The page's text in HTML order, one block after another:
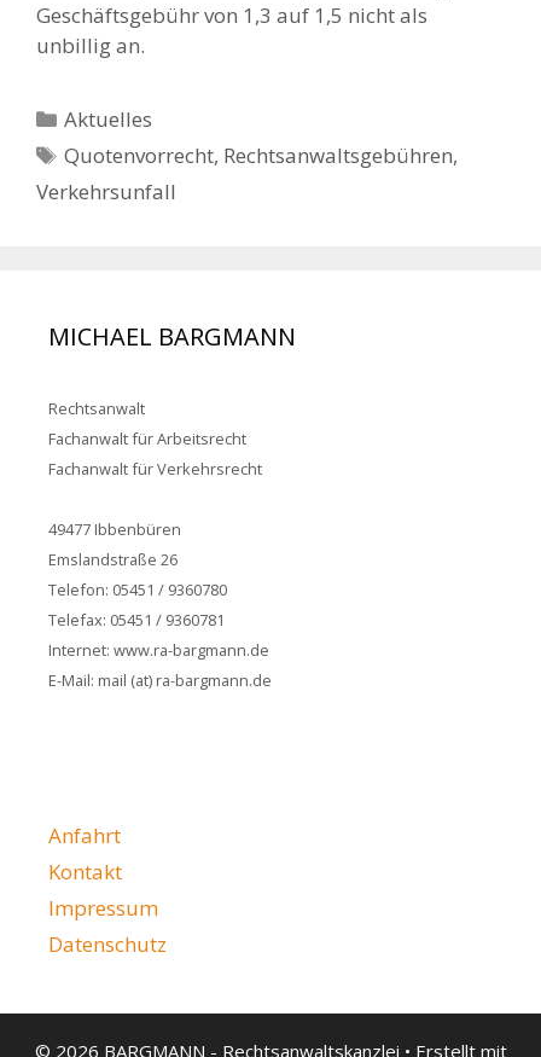
Geschäftsgebühr von 1,3 auf 1,5 nicht als
unbillig an.
Kategorien
Aktuelles
Schlagwörter
Quotenvorrecht, Rechtsanwaltsgebühren,
Verkehrsunfall
MICHAEL BARGMANN
Rechtsanwalt
Fachanwalt für Arbeitsrecht
Fachanwalt für Verkehrsrecht
49477 Ibbenbüren
Emslandstraße 26
Telefon: 05451 / 9360780
Telefax: 05451 / 9360781
Internet: www.ra-bargmann.de
E-Mail: mail (at) ra-bargmann.de
Anfahrt
Kontakt
Impressum
Datenschutz
© 2026 BARGMANN - Rechtsanwaltskanzlei • Erstellt mit